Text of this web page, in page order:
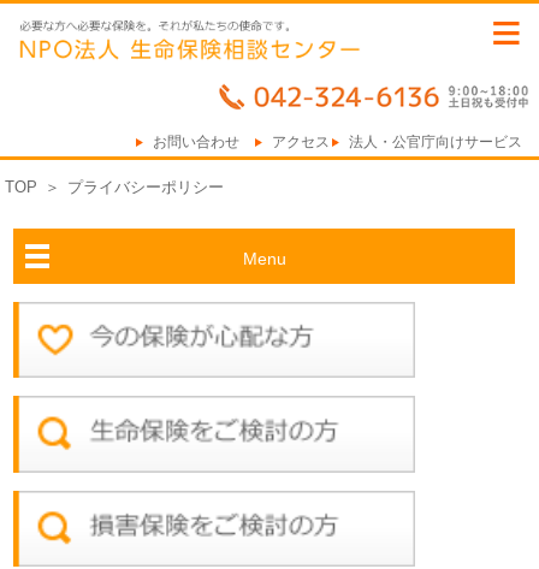
お問い合わせ アクセス 法人・公官庁向けサービス
≡
TOP ＞ プライバシーポリシー
Menu